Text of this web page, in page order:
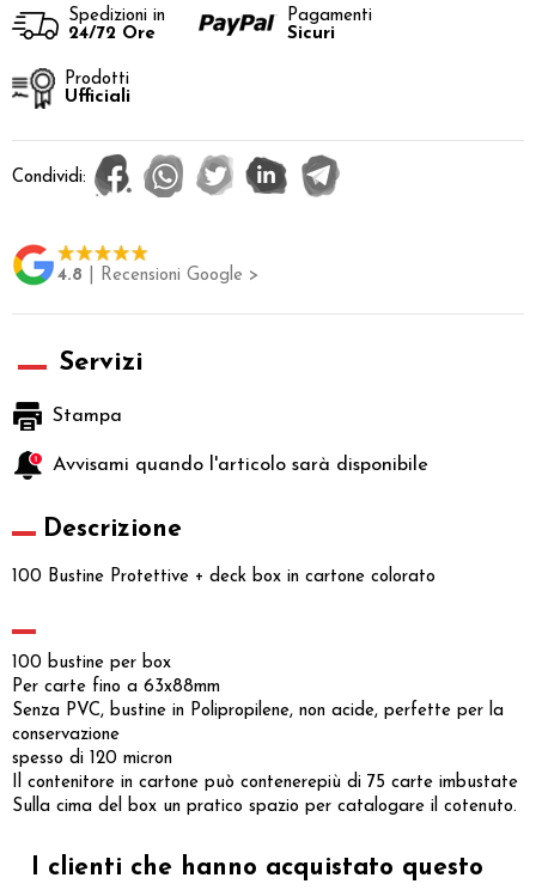
Spedizioni in
24/72 Ore
Pagamenti
Sicuri
Prodotti
Ufficiali
Condividi:
4.8 | Recensioni Google >
Servizi
Stampa
Avvisami quando l'articolo sarà disponibile
Descrizione
100 Bustine Protettive + deck box in cartone colorato
100 bustine per box
Per carte fino a 63x88mm
Senza PVC, bustine in Polipropilene, non acide, perfette per la
conservazione
spesso di 120 micron
Il contenitore in cartone può contenerepiù di 75 carte imbustate
Sulla cima del box un pratico spazio per catalogare il cotenuto.
I clienti che hanno acquistato questo